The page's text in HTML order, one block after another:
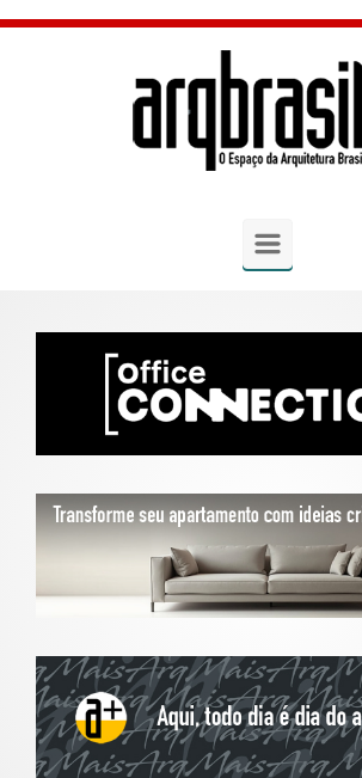
Skip to main content